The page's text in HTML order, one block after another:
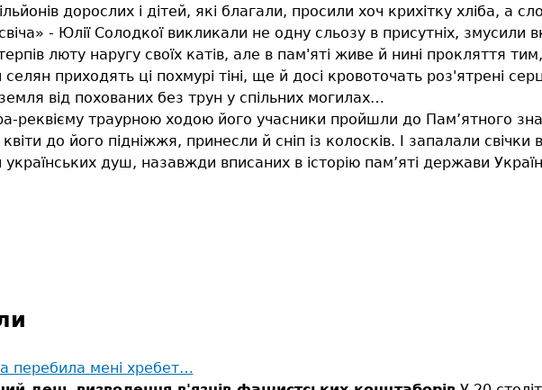
дорослих і дітей, які благали, просили хоч крихітку хліба, а
- Юлії Солодкої викликали не одну сльозу в присутніх,
люту наругу своїх катів, але в пам'яті живе й нині прокляття
приходять ці похмурі тіні, ще й досі кровоточать роз'ятрені
від похованих без трун у спільних могилах…
реквієму траурною ходою його учасники пройшли до Пам’ятного
до його підніжжя, принесли й сніп із колосків. І запалали свічки
душ, назавжди вписаних в історію пам’яті держави
перебила мені хребет…